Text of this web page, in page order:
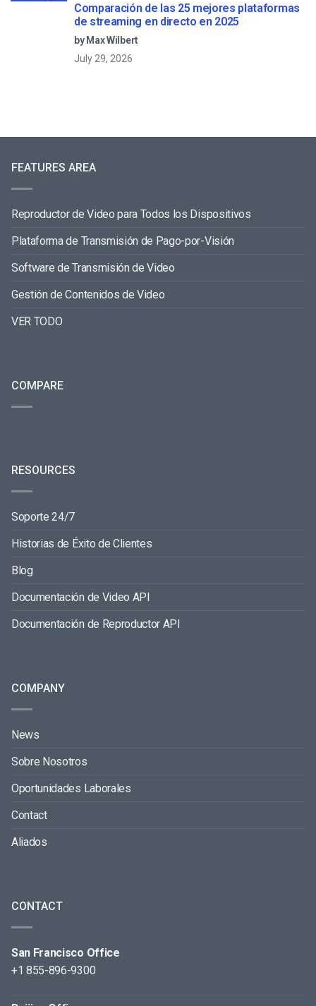
Comparación de las 25 mejores plataformas
de streaming en directo en 2025
by Max Wilbert
July 29, 2026
FEATURES AREA
Reproductor de Video para Todos los Dispositivos
Plataforma de Transmisión de Pago-por-Visión
Software de Transmisión de Video
Gestión de Contenidos de Video
VER TODO
COMPARE
RESOURCES
Soporte 24/7
Historias de Éxito de Clientes
Blog
Documentación de Video API
Documentación de Reproductor API
COMPANY
News
Sobre Nosotros
Oportunidades Laborales
Contact
Aliados
CONTACT
San Francisco Office
+1 855-896-9300